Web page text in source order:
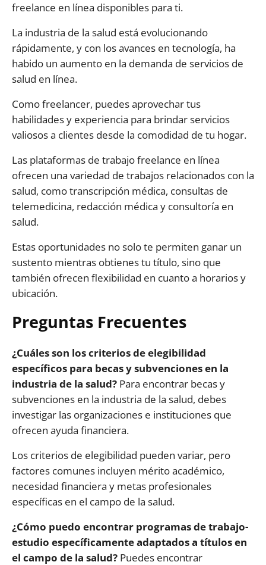
freelance en línea disponibles para ti.
La industria de la salud está evolucionando
rápidamente, y con los avances en tecnología, ha
habido un aumento en la demanda de servicios de
salud en línea.
Como freelancer, puedes aprovechar tus
habilidades y experiencia para brindar servicios
valiosos a clientes desde la comodidad de tu hogar.
Las plataformas de trabajo freelance en línea
ofrecen una variedad de trabajos relacionados con la
salud, como transcripción médica, consultas de
telemedicina, redacción médica y consultoría en
salud.
Estas oportunidades no solo te permiten ganar un
sustento mientras obtienes tu título, sino que
también ofrecen flexibilidad en cuanto a horarios y
ubicación.
Preguntas Frecuentes
¿Cuáles son los criterios de elegibilidad
específicos para becas y subvenciones en la
industria de la salud? Para encontrar becas y
subvenciones en la industria de la salud, debes
investigar las organizaciones e instituciones que
ofrecen ayuda financiera.
Los criterios de elegibilidad pueden variar, pero
factores comunes incluyen mérito académico,
necesidad financiera y metas profesionales
específicas en el campo de la salud.
¿Cómo puedo encontrar programas de trabajo-
estudio específicamente adaptados a títulos en
el campo de la salud? Puedes encontrar